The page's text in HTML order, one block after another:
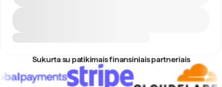
Sukurta su patikimais finansiniais partneriais